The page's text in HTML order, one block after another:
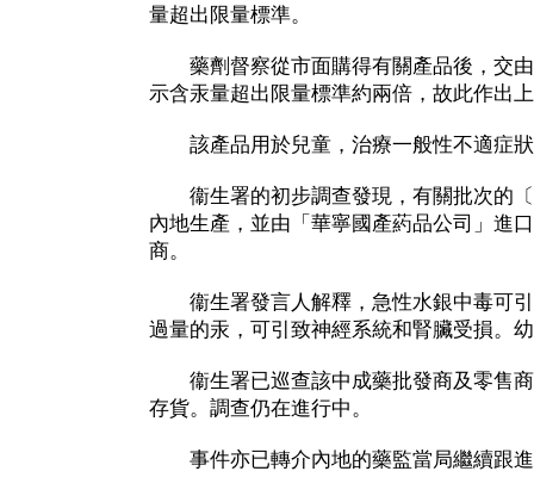
量超出限量標準。
藥劑督察從市面購得有關產品後，交由
示含汞量超出限量標準約兩倍，故此作出
該產品用於兒童，治療一般性不適症狀
衞生署的初步調查發現，有關批次的〔
內地生產，並由「華寧國產葯品公司」進
商。
衞生署發言人解釋，急性水銀中毒可引
過量的汞，可引致神經系統和腎臟受損。
衞生署已巡查該中成藥批發商及零售商
存貨。調查仍在進行中。
事件亦已轉介內地的藥監當局繼續跟